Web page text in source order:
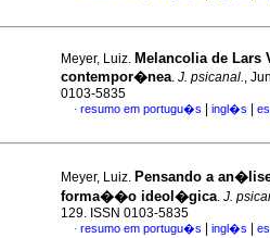
Meyer, Luiz. Melancolia de Lars
contempor�nea. J. psicanal.,
0103-5835
· resumo em portugu�s ingl�s
Meyer, Luiz. Pensando a
forma��o ideol�gica. J.
129. ISSN 0103-5835
· resumo em portugu�s ingl�s